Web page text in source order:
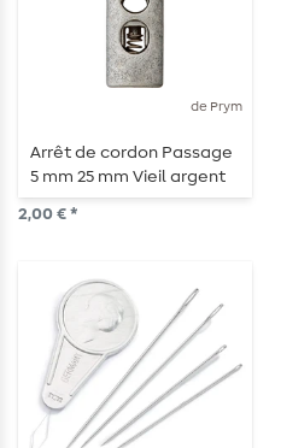
de Prym
Arrêt de cordon Passage
5 mm 25 mm Vieil argent
mat
2,00 € *